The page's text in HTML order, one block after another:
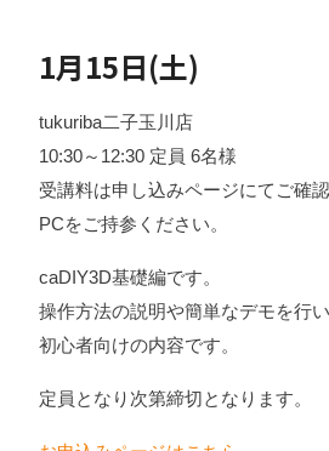
1月15日(土)
tukuriba二子玉川店
10:30～12:30 定員 6名様
受講料は申し込みページにてご確認
PCをご持参ください。
caDIY3D基礎編です。
操作方法の説明や簡単なデモを行い
初心者向けの内容です。
定員となり次第締切となります。